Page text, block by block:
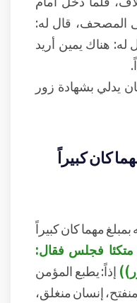
المصحف، قال له:
له: هناك يمين أريد
يدلي بشهادة زور
كان كبيراً
مهما كان كبيراً
فجلس فقال:
إذاً: يطبع المؤمن
إنسان منغلق،